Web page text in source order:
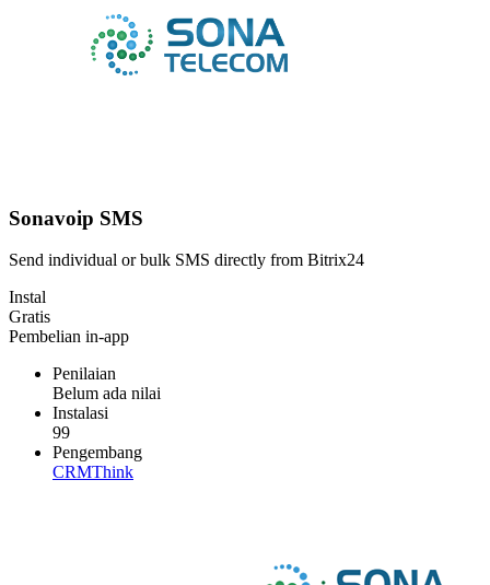
Sonavoip SMS
Send individual or bulk SMS directly from Bitrix24
Instal
Gratis
Pembelian in-app
Penilaian
Belum ada nilai
Instalasi
99
Pengembang
CRMThink